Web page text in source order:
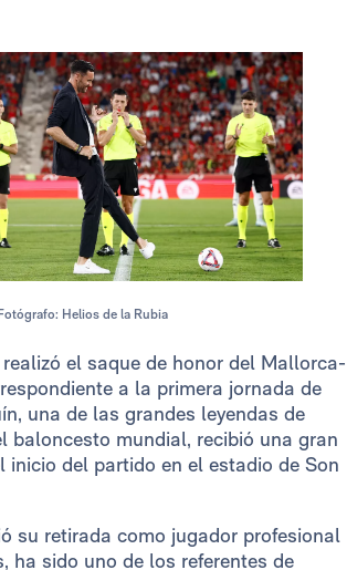
Fotógrafo: Helios de la Rubia
realizó el saque de honor del Mallorca-
a la primera jornada de
una de las grandes leyendas de
baloncesto mundial, recibió una gran
inicio del partido en el estadio de Son
su retirada como jugador profesional
ha sido uno de los referentes de